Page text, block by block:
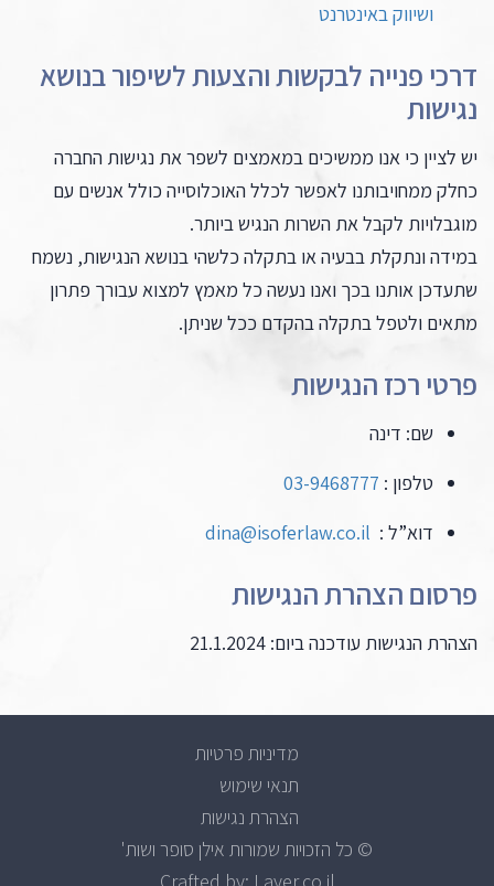
ושיווק באינטרנט
דרכי פנייה לבקשות והצעות לשיפור בנושא
נגישות
יש לציין כי אנו ממשיכים במאמצים לשפר את נגישות החברה
כחלק ממחויבותנו לאפשר לכלל האוכלוסייה כולל אנשים עם
מוגבלויות לקבל את השרות הנגיש ביותר.
במידה ונתקלת בבעיה או בתקלה כלשהי בנושא הנגישות, נשמח
שתעדכן אותנו בכך ואנו נעשה כל מאמץ למצוא עבורך פתרון
מתאים ולטפל בתקלה בהקדם ככל שניתן.
פרטי רכז הנגישות
שם: דינה
טלפון : 03-9468777
דוא”ל : dina@isoferlaw.co.il
פרסום הצהרת הנגישות
הצהרת הנגישות עודכנה ביום: 21.1.2024
מדיניות פרטיות
תנאי שימוש
הצהרת נגישות
© כל הזכויות שמורות אילן סופר ושות'
Crafted by: Layer.co.il